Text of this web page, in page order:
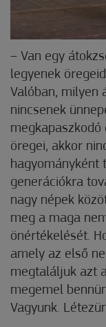
– Van egy
legyenek
Valóban, milyen
nincsenek
megkapaszkodó
öregei, akkor
hagyományként
generációkra
nagy népek
meg a maga
önértékelését.
amely az első
megtaláljuk azt
megemel
Vagyunk.